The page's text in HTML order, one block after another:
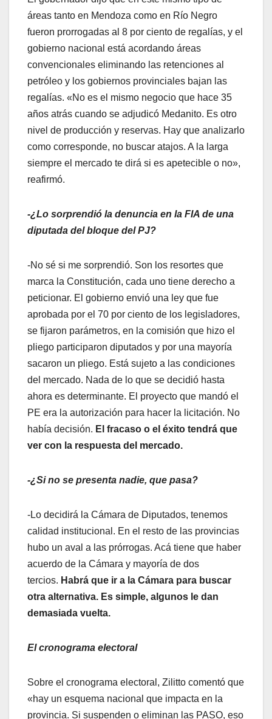
áreas tanto en Mendoza como en Río Negro
fueron prorrogadas al 8 por ciento de regalías, y el
gobierno nacional está acordando áreas
convencionales eliminando las retenciones al
petróleo y los gobiernos provinciales bajan las
regalías. «No es el mismo negocio que hace 35
años atrás cuando se adjudicó Medanito. Es otro
nivel de producción y reservas. Hay que analizarlo
como corresponde, no buscar atajos. A la larga
siempre el mercado te dirá si es apetecible o no»,
reafirmó.
-¿Lo sorprendió la denuncia en la FIA de una
diputada del bloque del PJ?
-No sé si me sorprendió. Son los resortes que
marca la Constitución, cada uno tiene derecho a
peticionar. El gobierno envió una ley que fue
aprobada por el 70 por ciento de los legisladores,
se fijaron parámetros, en la comisión que hizo el
pliego participaron diputados y por una mayoría
sacaron un pliego. Está sujeto a las condiciones
del mercado. Nada de lo que se decidió hasta
ahora es determinante. El proyecto que mandó el
PE era la autorización para hacer la licitación. No
había decisión. El fracaso o el éxito tendrá que
ver con la respuesta del mercado.
-¿Si no se presenta nadie, que pasa?
-Lo decidirá la Cámara de Diputados, tenemos
calidad institucional. En el resto de las provincias
hubo un aval a las prórrogas. Acá tiene que haber
acuerdo de la Cámara y mayoría de dos
tercios. Habrá que ir a la Cámara para buscar
otra alternativa. Es simple, algunos le dan
demasiada vuelta.
El cronograma electoral
Sobre el cronograma electoral, Zilitto comentó que
«hay un esquema nacional que impacta en la
provincia. Si suspenden o eliminan las PASO, eso